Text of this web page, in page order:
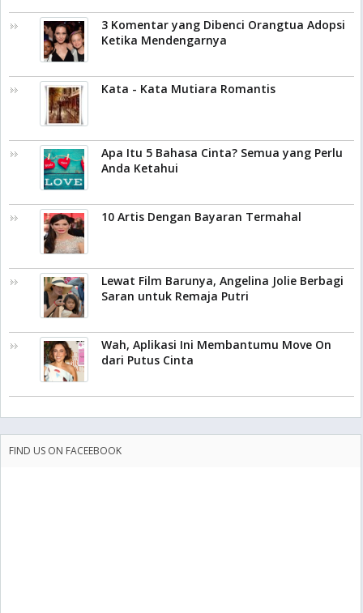
3 Komentar yang Dibenci Orangtua Adopsi
Ketika Mendengarnya
Kata - Kata Mutiara Romantis
Apa Itu 5 Bahasa Cinta? Semua yang Perlu
Anda Ketahui
10 Artis Dengan Bayaran Termahal
Lewat Film Barunya, Angelina Jolie Berbagi
Saran untuk Remaja Putri
Wah, Aplikasi Ini Membantumu Move On
dari Putus Cinta
FIND US ON FACEEBOOK